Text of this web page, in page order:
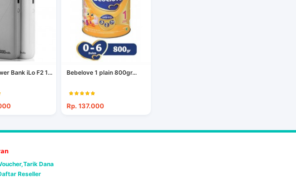
Bank iLo F2 1... Bebelove 1 plain 800gr...
Rp. 137.000
Dana
Reseller